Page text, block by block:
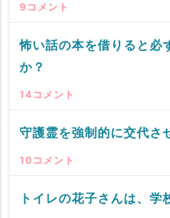
9コメント
怖い話の本を借りると必
か？
14コメント
守護霊を強制的に交代さ
10コメント
トイレの花子さんは、学